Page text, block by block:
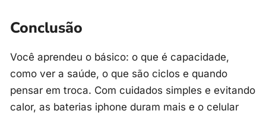
Conclusão
Você aprendeu o básico: o que é capacidade,
como ver a saúde, o que são ciclos e quando
pensar em troca. Com cuidados simples e evitando
calor, as baterias iphone duram mais e o celular